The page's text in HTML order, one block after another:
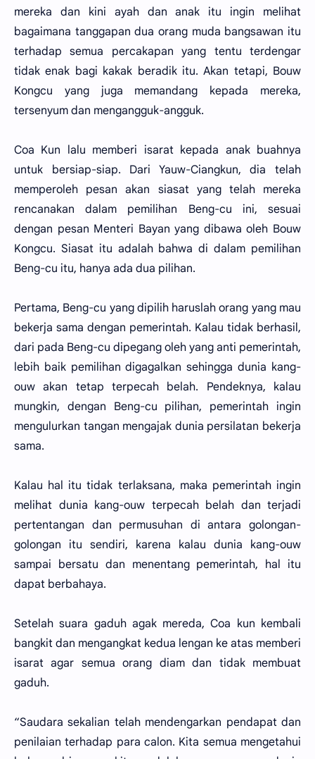
mereka dan kini ayah dan anak itu ingin melihat
bagaimana tanggapan dua orang muda bangsawan itu
terhadap semua percakapan yang tentu terdengar
tidak enak bagi kakak beradik itu. Akan tetapi, Bouw
Kongcu yang juga memandang kepada mereka,
tersenyum dan mengangguk-angguk.
Coa Kun lalu memberi isarat kepada anak buahnya
untuk bersiap-siap. Dari Yauw-Ciangkun, dia telah
memperoleh pesan akan siasat yang telah mereka
rencanakan dalam pemilihan Beng-cu ini, sesuai
dengan pesan Menteri Bayan yang dibawa oleh Bouw
Kongcu. Siasat itu adalah bahwa di dalam pemilihan
Beng-cu itu, hanya ada dua pilihan.
Pertama, Beng-cu yang dipilih haruslah orang yang mau
bekerja sama dengan pemerintah. Kalau tidak berhasil,
dari pada Beng-cu dipegang oleh yang anti pemerintah,
lebih baik pemilihan digagalkan sehingga dunia kang-
ouw akan tetap terpecah belah. Pendeknya, kalau
mungkin, dengan Beng-cu pilihan, pemerintah ingin
mengulurkan tangan mengajak dunia persilatan bekerja
sama.
Kalau hal itu tidak terlaksana, maka pemerintah ingin
melihat dunia kang-ouw terpecah belah dan terjadi
pertentangan dan permusuhan di antara golongan-
golongan itu sendiri, karena kalau dunia kang-ouw
sampai bersatu dan menentang pemerintah, hal itu
dapat berbahaya.
Setelah suara gaduh agak mereda, Coa kun kembali
bangkit dan mengangkat kedua lengan ke atas memberi
isarat agar semua orang diam dan tidak membuat
gaduh.
“Saudara sekalian telah mendengarkan pendapat dan
penilaian terhadap para calon. Kita semua mengetahui